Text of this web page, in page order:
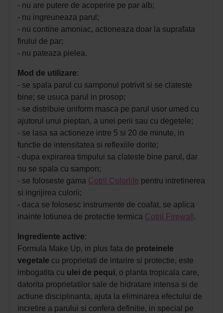
- nu are putere de acoperire pe par alb;
- nu ingreuneaza parul;
- nu contine amoniac, actioneaza doar la suprafata
firului de par;
- nu pateaza pielea.
Mod de utilizare:
- se spala parul cu samponul potrivit si se clateste
bine; se usuca parul in prosop;
- se distribuie uniform masca pe parul usor umed cu
ajutorul unui pieptan, a unei perii sau cu degetele;
- se lasa sa actioneze intre 5 si 20 de minute, in
functie de intensitatea si reflexiile dorite;
- dupa expirarea timpului sa clateste bine parul, dar
nu se spala cu sampon;
- se foloseste gama Cotril Colorlife pentru intretinerea
si ingrijirea culorii;
- daca se folosesc instrumente de coafat, se aplica
inainte lotiunea de protectie termica Cotril Firewall .
Ingrediente active:
Formula Make Up, in plus fata de proteinele
vegetale cu proprietati de intarire si protectie, este
imbogatita cu ulei de pequi, o planta tropicala care,
datorita proprietatilor sale de hidratare intensa si de
actiune disciplinanta, ajuta la eliminarea efectului de
incretire a parului si confera definitie, in special pe